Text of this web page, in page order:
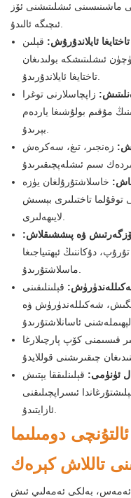
ئىشلىتىشنى ئۆز
ئىچىگە ئالىدۇ.
ئايلاندۇرۇش: قېلىن
ئىشلىتىشكە بولىدىغان
تاختايغا ئايلاندۇرىدۇ.
زاپچاسلارنى توغرا
مۇقىم بولۇشىغا ياردەم
بېرىدۇ.
زەنجىر، تىغ، سەكرەش
خاسلاشتۇرۇلغان يۈزە
تاختىلىرى بېسىش
لايىھەلىرى.
ئۆزگەرتىش ۋە پىششىقلاش:
دۇكاننىڭ ئېھتىياجىغا
ماسلاشتۇرىدۇ.
قېلىنلىقىنى
شەكىللەندۈرۈش ۋە
قىسىمنى كۆپ پارچىلارغا
ئۈنۈمى: قېلىنلىققا يېتىش
ئىسراپچىلىقنى
ئازايتىدۇ.
دومىلىما
تاللاش كېرەك
ئەمەس، بەلكى ئەمەلىي ئىش